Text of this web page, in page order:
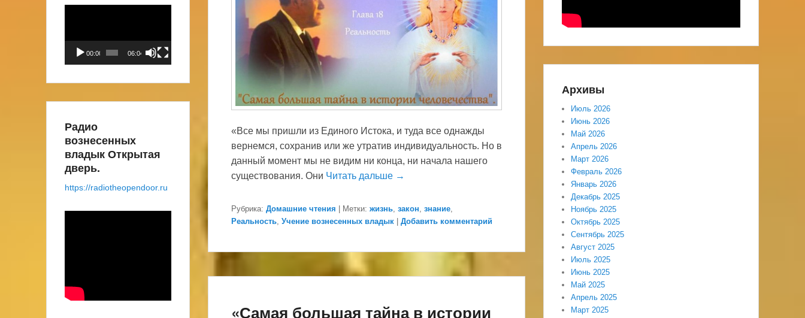
«Все мы пришли из Единого Истока, и туда все однажды
вернемся, сохранив или же утратив индивидуальность. Но в
данный момент мы не видим ни конца, ни начала нашего
существования. Они Читать дальше →
Рубрика: Домашние чтения Метки: жизнь, закон, знание,
Реальность, Учение вознесенных владык Добавить комментарий
«Самая большая тайна в истории
Архивы
Июль 2026
Июнь 2026
Май 2026
Апрель 2026
Март 2026
Февраль 2026
Январь 2026
Декабрь 2025
Ноябрь 2025
Октябрь 2025
Сентябрь 2025
Август 2025
Июль 2025
Июнь 2025
Май 2025
Апрель 2025
Март 2025
00:00 06:04
Радио
вознесенных
владык Открытая
дверь.
https://radiotheopendoor.ru